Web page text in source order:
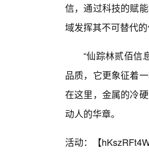
信，通过科技的赋
域发挥其不可替代的
“仙踪林贰佰信
品质，它更象征着
在这里，金属的冷
动人的华章。
活动：【